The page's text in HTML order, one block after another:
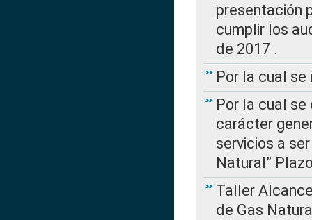
presentación
cumplir los
de 2017 .
Por la cual se
Por la cual
carácter
servicios a
Natural”
Taller
de Gas